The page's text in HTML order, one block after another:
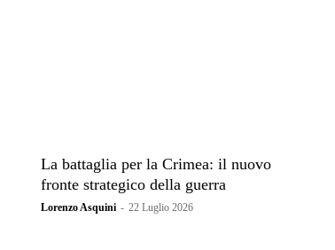
La battaglia per la Crimea: il nuovo
fronte strategico della guerra
Lorenzo Asquini - 22 Luglio 2026